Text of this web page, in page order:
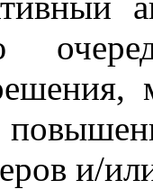
и/